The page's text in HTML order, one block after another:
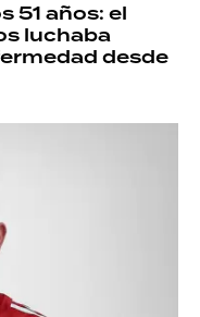
51 años: el
luchaba
desde